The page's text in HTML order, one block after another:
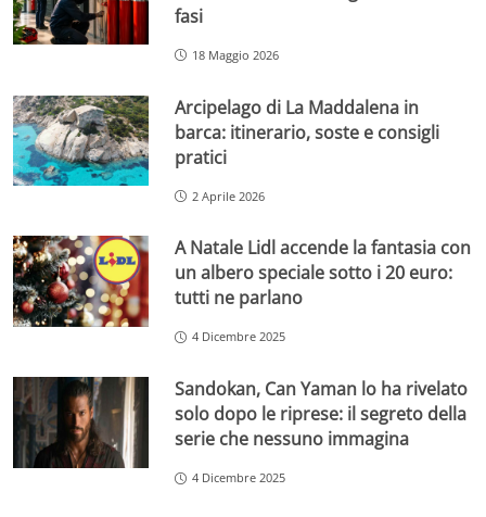
fasi
18 Maggio 2026
Arcipelago di La Maddalena in
barca: itinerario, soste e consigli
pratici
2 Aprile 2026
A Natale Lidl accende la fantasia con
un albero speciale sotto i 20 euro:
tutti ne parlano
4 Dicembre 2025
Sandokan, Can Yaman lo ha rivelato
solo dopo le riprese: il segreto della
serie che nessuno immagina
4 Dicembre 2025